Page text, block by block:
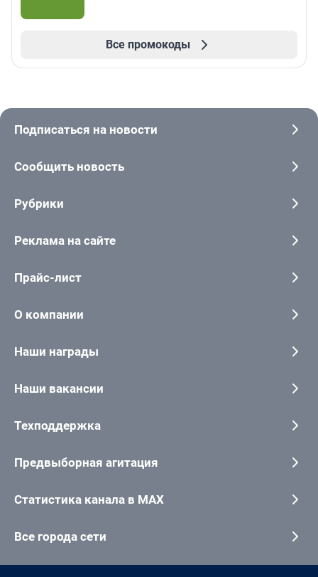
Все промокоды
Подписаться на новости
Сообщить новость
Рубрики
Реклама на сайте
Прайс-лист
О компании
Наши награды
Наши вакансии
Техподдержка
Предвыборная агитация
Статистика канала в MAX
Все города сети